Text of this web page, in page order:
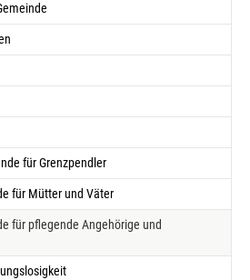
für Grenzpendler
für Mütter und Väter
für pflegende Angehörige und